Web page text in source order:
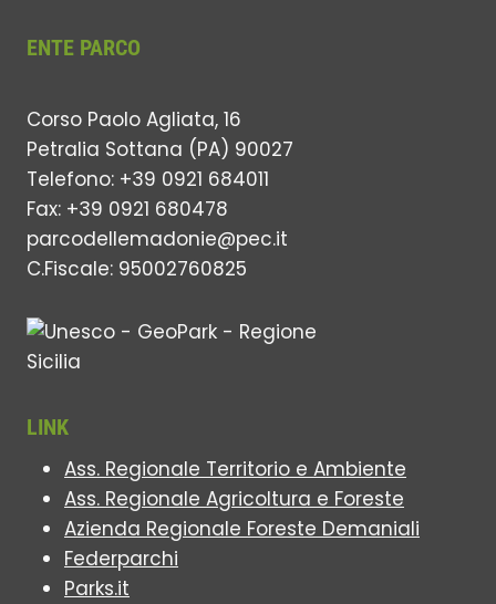
ENTE PARCO
Corso Paolo Agliata, 16
Petralia Sottana (PA) 90027
Telefono: +39 0921 684011
Fax: +39 0921 680478
parcodellemadonie@pec.it
C.Fiscale: 95002760825
LINK
Ass. Regionale Territorio e Ambiente
Ass. Regionale Agricoltura e Foreste
Azienda Regionale Foreste Demaniali
Federparchi
Parks.it